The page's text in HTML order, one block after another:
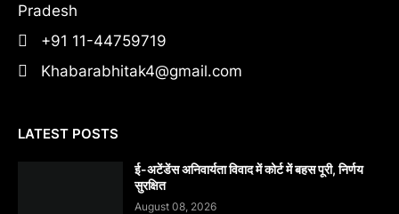
Pradesh
+91 11-44759719
Khabarabhitak4@gmail.com
LATEST POSTS
​ई-अटेंडेंस अनिवार्यता विवाद में कोर्ट में बहस पूरी, निर्णय
सुरक्षित
August 08, 2026